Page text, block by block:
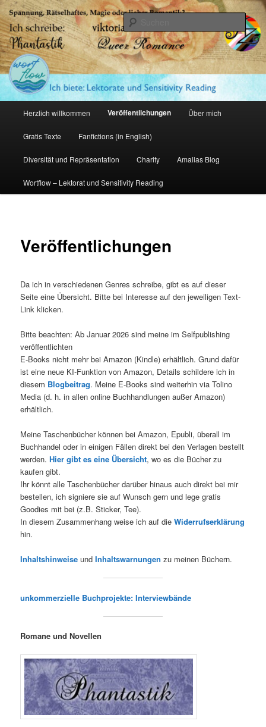
Zum
primären
Inhalt
springenAmalia Zeichnerin
Herzlich willkommen Veröffentlichungen Über mich
Gratis Texte Fanfictions (in English)
Diversität und Repräsentation Charity Amalias Blog
Wortflow – Lektorat und Sensitivity Reading
Veröffentlichungen
Da ich in verschiedenen Genres schreibe, gibt es auf dieser
Seite eine Übersicht. Bitte bei Interesse auf den jeweiligen Text-
Link klicken.
Bitte beachten: Ab Januar 2026 sind meine im Selfpublishing
veröffentlichten
E-Books nicht mehr bei Amazon (Kindle) erhältlich. Grund dafür
ist eine neue KI-Funktion von Amazon, Details schildere ich in
diesem Blogbeitrag. Meine E-Books sind weiterhin via Tolino
Media (d. h. in allen online Buchhandlungen außer Amazon)
erhältlich.
Meine Taschenbücher können bei Amazon, Epubli, überall im
Buchhandel oder in einigen Fällen direkt bei den Verlagen bestellt
werden.Hier gibt es eine Übersicht, wo es die Bücher zu
kaufen gibt.
Ihr könnt alle Taschenbücher darüber hinaus auch direkt bei mir
bestellen, ich signiere sie auf Wunsch gern und lege gratis
Goodies mit bei (z.B. Sticker, Tee).
In diesem Zusammenhang weise ich auf dieWiderrufserklärung
hin.
Inhaltshinweise undInhaltswarnungen zu meinen Büchern.
unkommerzielle Buchprojekte: Interviewbände
Romane und Novellen